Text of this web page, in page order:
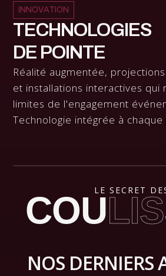
INNOVATION
TECHNOLOGIES
DE POINTE
Réalité augmentée,
et installations interactives qui
limites de l'engagement
Technologie intégrée à
LE SECRET
COU
NOS DERNIERS